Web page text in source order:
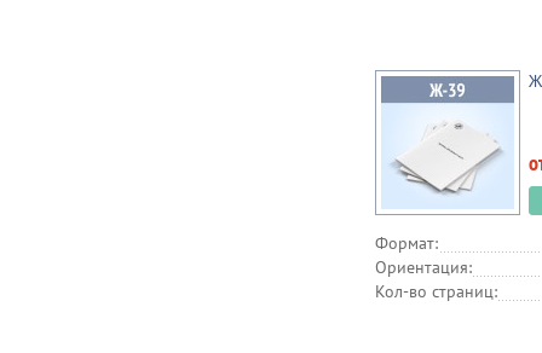
Формат:
Ориентация:
Кол-во страниц: